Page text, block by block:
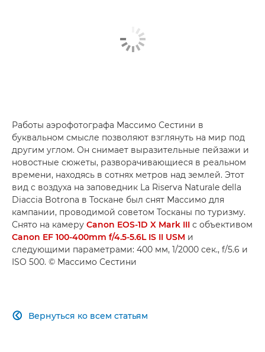
Работы аэрофотографа Массимо Сестини в
буквальном смысле позволяют взглянуть на мир под
другим углом. Он снимает выразительные пейзажи и
новостные сюжеты, разворачивающиеся в реальном
времени, находясь в сотнях метров над землей. Этот
вид с воздуха на заповедник La Riserva Naturale della
Diaccia Botrona в Тоскане был снят Массимо для
кампании, проводимой советом Тосканы по туризму.
Снято на камеру Canon EOS-1D X Mark III с объективом
Canon EF 100-400mm f/4.5-5.6L IS II USM и
следующими параметрами: 400 мм, 1/2000 сек., f/5.6 и
ISO 500. © Массимо Сестини
Вернуться ко всем статьям
